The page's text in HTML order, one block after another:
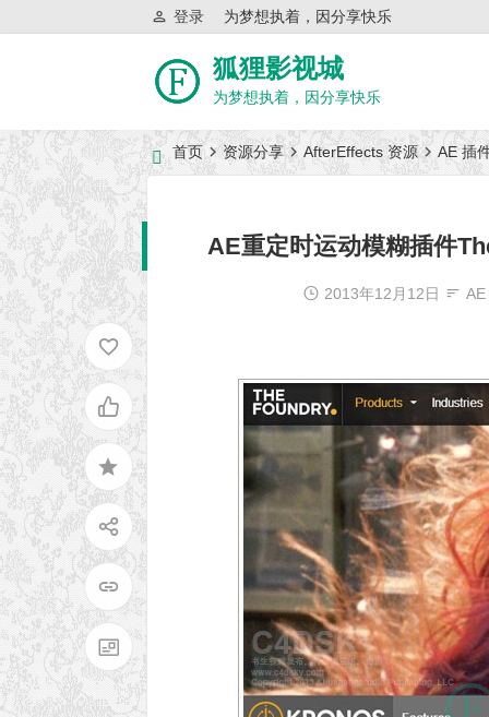
为梦想执着，因分享快乐
登录
狐狸影视城
为梦想执着，因分享快乐
首页 资源分享 AfterEffects 资源 AE 插
AE重定时运动模糊插件
2013年12月12日